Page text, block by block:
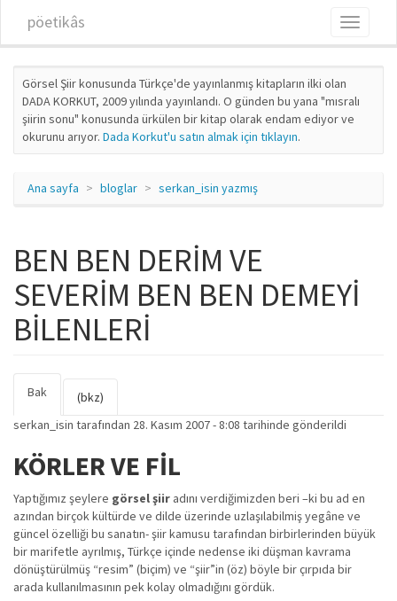
pöetikâs
Toggle
Görsel Şiir konusunda Türkçe'de yayınlanmış kitapların ilki olan
DADA KORKUT, 2009 yılında yayınlandı. O günden bu yana "mısralı
şiirin sonu" konusunda ürkülen bir kitap olarak endam ediyor ve
okurunu arıyor. Dada Korkut'u satın almak için tıklayın.
Ana sayfa bloglar serkan_isin yazmış
BEN BEN DERİM VE
SEVERİM BEN BEN DEMEYİ
BİLENLERİ
Birincil sekmeler
Bak
sekme)
(bkz)
serkan_isin tarafından 28. Kasım 2007 - 8:08 tarihinde gönderildi
KÖRLER VE FİL
Yaptığımız şeylere görsel şiir adını verdiğimizden beri –ki bu ad en
azından birçok kültürde ve dilde üzerinde uzlaşılabilmiş yegâne ve
güncel özelliği bu sanatın- şiir kamusu tarafından birbirlerinden büyük
bir marifetle ayrılmış, Türkçe içinde nedense iki düşman kavrama
dönüştürülmüş “resim” (biçim) ve “şiir”in (öz) böyle bir çırpıda bir
arada kullanılmasının pek kolay olmadığını gördük.